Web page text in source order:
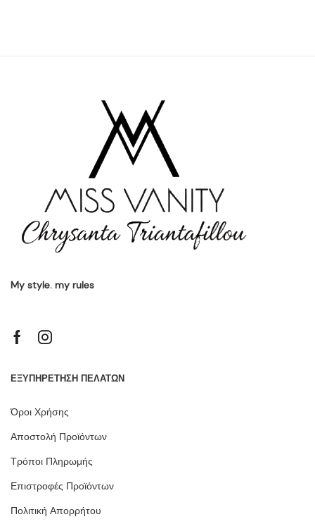
My style. my rules
ΕΞΥΠΗΡΕΤΗΣΗ ΠΕΛΑΤΩΝ
Όροι Χρήσης
Αποστολή Προϊόντων
Τρόποι Πληρωμής
Επιστροφές Προϊόντων
Πολιτική Απορρήτου